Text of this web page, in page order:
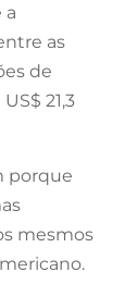
a
as
de
21,3
porque
mesmos